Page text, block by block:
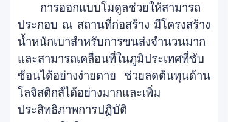
การออกแบบโมดูลช่วยให้สามารถ
ประกอบ ณ สถานที่ก่อสร้าง มีโครงสร้าง
น้ำหนักเบาสำหรับการขนส่งจำนวนมาก
และสามารถเคลื่อนที่ในภูมิประเทศที่ซับ
ซ้อนได้อย่างง่ายดาย ช่วยลดต้นทุนด้าน
โลจิสติกส์ได้อย่างมากและเพิ่ม
ประสิทธิภาพการปฏิบัติ